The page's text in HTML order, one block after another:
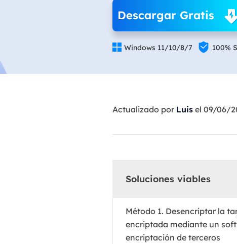
Descargar Gratis
 Windows 11/10/8/7  100%
Actualizado por Luis el 09/06/
Soluciones viables
Método 1. Desencriptar la
encriptada mediante un
encriptación de terceros